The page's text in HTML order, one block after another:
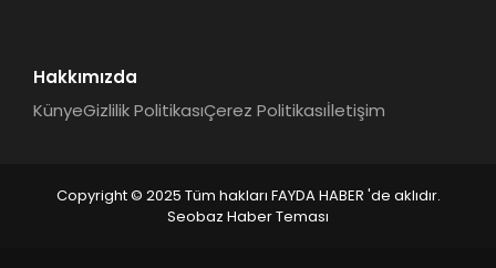
Hakkımızda
KünyeGizlilik PolitikasıÇerez Politikasıİletişim
Copyright © 2025 Tüm hakları FAYDA HABER 'de aklıdır.
Seobaz Haber Teması